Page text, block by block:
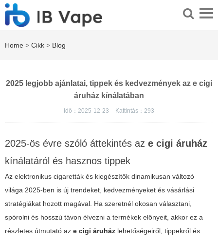
Home > Cikk > Blog
2025 legjobb ajánlatai, tippek és kedvezmények az e cigi
áruház kínálatában
Idő：2025-12-23 Kattintás： 293
2025-ös évre szóló áttekintés az e cigi áruház
kínálatáról és hasznos tippek
Az elektronikus cigaretták és kiegészítők dinamikusan változó
világa 2025-ben is új trendeket, kedvezményeket és vásárlási
stratégiákat hozott magával. Ha szeretnél okosan választani,
spórolni és hosszú távon élvezni a termékek előnyeit, akkor ez a
részletes útmutató az e cigi áruház lehetőségeiről, tippekről és